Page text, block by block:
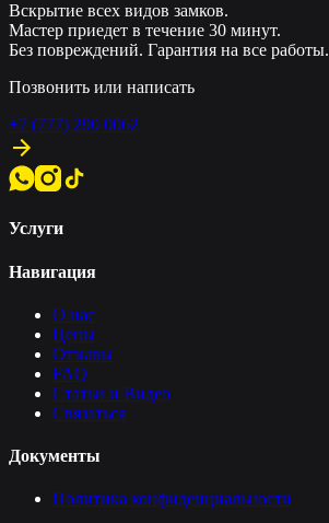
Вскрытие всех видов замков.
Мастер приедет в течение 30 минут.
Без повреждений. Гарантия на все работы.
Позвонить или написать
+7 (777) 290 0062
Услуги
Навигация
О нас
Цены
Отзывы
FAQ
Статьи и Видео
Связаться
Документы
Политика конфиденциальности